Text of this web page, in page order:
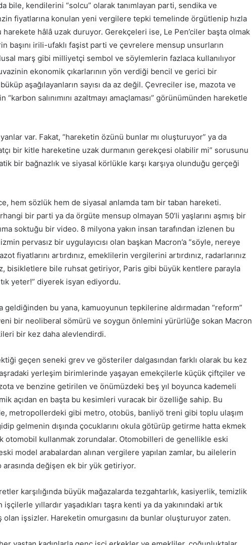
bile, kendilerini “solcu” olarak tanımlayan parti, sendika ve
fiyatlarına konulan yeni vergilere tepki temelinde örgütlenip hızla
hâlâ uzak duruyor. Gerekçeleri ise, Le Pen’ciler başta olmak
başını irili-ufaklı faşist parti ve çevrelere mensup unsurların
marş gibi milliyetçi sembol ve söylemlerin fazlaca kullanılıyor
ekonomik çıkarlarının yön verdiği bencil ve gerici bir
aşağılayanların sayısı da az değil. Çevreciler ise, mazota ve
salınımını azaltmayı amaçlaması” görünümünden hareketle
var. Fakat, “hareketin özünü bunlar mı oluşturuyor” ya da
bir kitle hareketine uzak durmanın gerekçesi olabilir mi” sorusunu
bir bağnazlık ve siyasal körlükle karşı karşıya olunduğu gerçeği
hem sözlük hem de siyasal anlamda tam bir taban hareketi.
bir parti ya da örgüte mensup olmayan 50’li yaşlarını aşmış bir
soktuğu bir video. 8 milyona yakın insan tarafından izlenen bu
pervasız bir uygulayıcısı olan başkan Macron’a “söyle, nereye
fiyatlarını artırdınız, emeklilerin vergilerini artırdınız, radarlarınız
bisikletlere bile ruhsat getiriyor, Paris gibi büyük kentlere parayla
yeter!” diyerek isyan ediyordu.
geldiğinden bu yana, kamuoyunun tepkilerine aldırmadan “reform”
bir neoliberal sömürü ve soygun önlemini yürürlüğe sokan Macron
bir kez daha alevlendirdi.
geçen seneki grev ve gösteriler dalgasından farklı olarak bu kez
yerleşim birimlerinde yaşayan emekçilerle küçük çiftçiler ve
ve benzine getirilen ve önümüzdeki beş yıl boyunca kademeli
açıdan en başta bu kesimleri vuracak bir özelliğe sahip. Bu
metropollerdeki gibi metro, otobüs, banliyö treni gibi toplu ulaşım
gelmenin dışında çocuklarını okula götürüp getirme hatta ekmek
otomobil kullanmak zorundalar. Otomobilleri de genellikle eski
model arabalardan alınan vergilere yapılan zamlar, bu ailelerin
arasında değişen ek bir yük getiriyor.
karşılığında büyük mağazalarda tezgahtarlık, kasiyerlik, temizlik
yıllardır yaşadıkları taşra kenti ya da yakınındaki artık
olan işsizler. Hareketin omurgasını da bunlar oluşturuyor zaten.